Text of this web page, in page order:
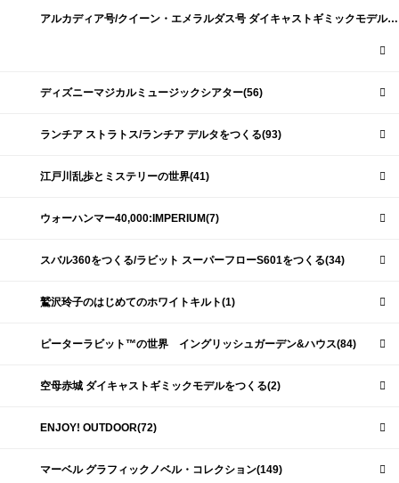
アルカディア号/クイーン・エメラルダス号 ダイキャストギミックモデルをつくる(159)
ディズニーマジカルミュージックシアター(56)
ランチア ストラトス/ランチア デルタをつくる(93)
江戸川乱歩とミステリーの世界(41)
ウォーハンマー40,000:IMPERIUM(7)
スバル360をつくる/ラビット スーパーフローS601をつくる(34)
鷲沢玲子のはじめてのホワイトキルト(1)
ピーターラビット™の世界 イングリッシュガーデン&ハウス(84)
空母赤城 ダイキャストギミックモデルをつくる(2)
ENJOY! OUTDOOR(72)
マーベル グラフィックノベル・コレクション(149)